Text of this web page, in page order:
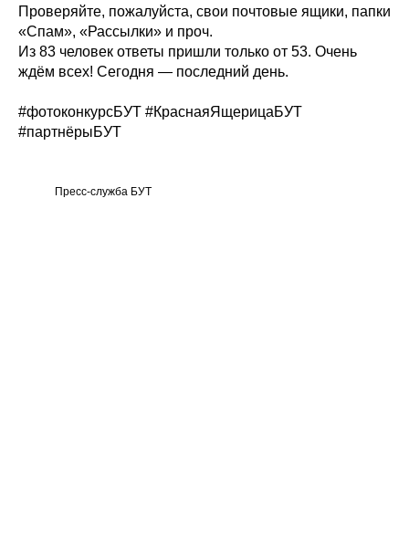
Проверяйте, пожалуйста, свои почтовые ящики, папки
«Спам», «Рассылки» и проч.
Из 83 человек ответы пришли только от 53. Очень
ждём всех! Сегодня — последний день.
#фотоконкурсБУТ #КраснаяЯщерицаБУТ
#партнёрыБУТ
Пресс-служба БУТ